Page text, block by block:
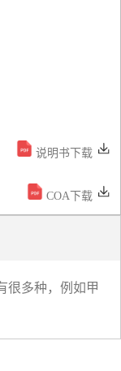
说明书下载
COA下载
很多种，例如甲